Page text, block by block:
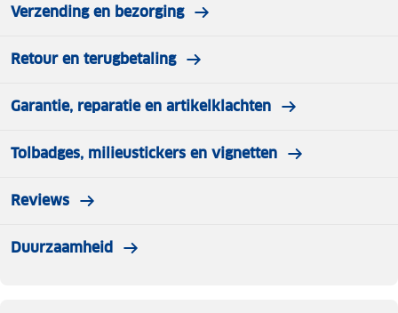
Verzending en bezorging
Retour en terugbetaling
Garantie, reparatie en artikelklachten
Tolbadges, milieustickers en vignetten
Reviews
Duurzaamheid